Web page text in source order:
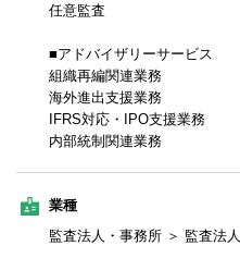
任意監査
■アドバイザリーサービス
組織再編関連業務
海外進出支援業務
IFRS対応・IPO支援業務
内部統制関連業務
業種
監査法人・事務所 ＞ 監査法人